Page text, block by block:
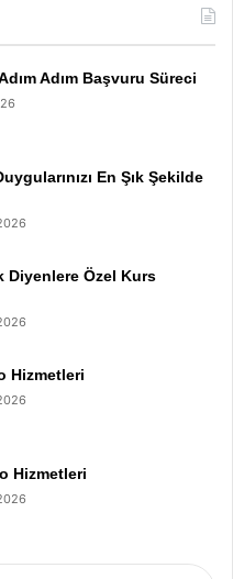
Adım Başvuru Süreci
En Şık Şekilde
Diyenlere Özel Kurs
Hizmetleri
Hizmetleri